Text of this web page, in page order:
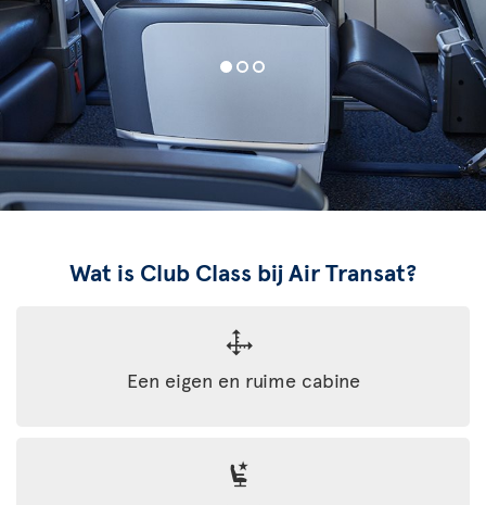
Wat is Club Class bij Air Transat?
Een eigen en ruime cabine